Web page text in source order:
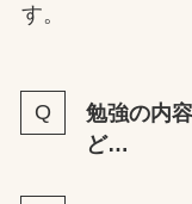
す。
勉強の内
ど…